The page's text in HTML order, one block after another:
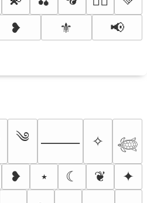
❥ ⚜️ 📢
༄ ⸻ ✧
𓆉
❥ ⋆ ☾ ❦ ✦